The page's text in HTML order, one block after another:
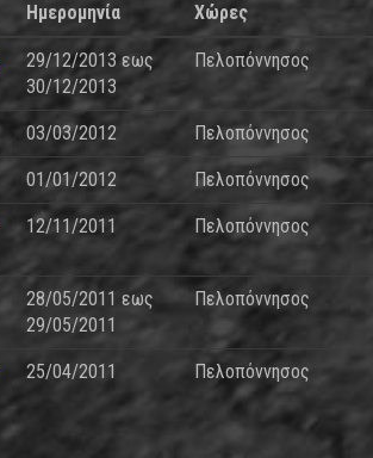
Ημερομηνία Χώρες
29/12/2013 εως
30/12/2013
Πελοπόννησος
03/03/2012 Πελοπόννησος
01/01/2012 Πελοπόννησος
12/11/2011 Πελοπόννησος
28/05/2011 εως
29/05/2011
Πελοπόννησος
25/04/2011 Πελοπόννησος